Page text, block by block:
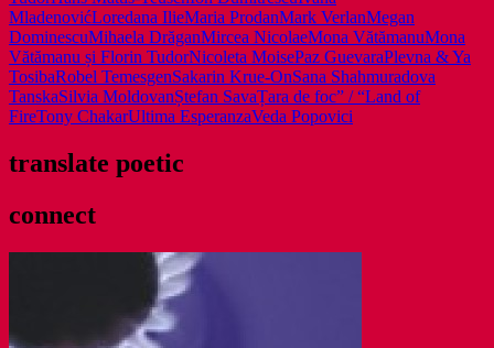
MladenovićLoredana IlieMaria ProdanMark VerlanMegan
DominescuMihaela DrăganMircea NicolaeMona VătămanuMona
Vătămanu și Florin TudorNicoleta MoisePaz GuevaraPlevna & Ya
TosibaRobel TemesgenSakarin Krue-OnSana Shahmuradova
TanskaSilvia MoldovanȘtefan SavaȚara de foc” / “Land of
FireTony ChakarUltima EsperanzaVeda Popovici
translate poetic
connect